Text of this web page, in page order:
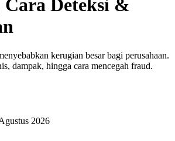
Cara Deteksi &
kerugian besar bagi perusahaan.
dampak, hingga cara mencegah fraud.
2026